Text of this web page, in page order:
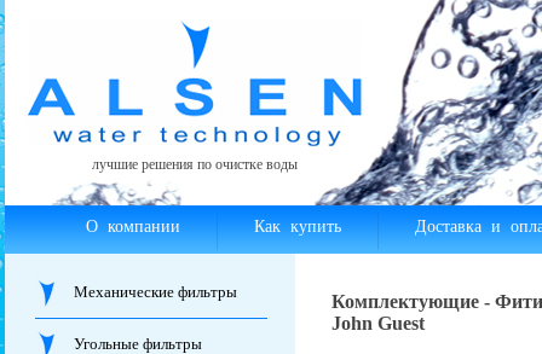
лучшие решения по очистке воды
О компании Как купить Доставка и
Механические фильтры
Угольные фильтры
Комплектующие -
John Guest